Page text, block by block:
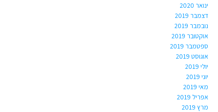
ינואר 2020
דצמבר 2019
נובמבר 2019
אוקטובר 2019
ספטמבר 2019
אוגוסט 2019
יולי 2019
יוני 2019
מאי 2019
אפריל 2019
מרץ 2019